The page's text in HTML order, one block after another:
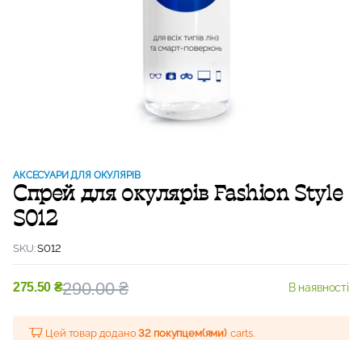
АКСЕСУАРИ ДЛЯ ОКУЛЯРІВ
Спрей для окулярів Fashion Style
S012
SKU: S012
290.00₴
275.50 ₴ В наявності
Цей товар додано32 покупцем(ями) carts.